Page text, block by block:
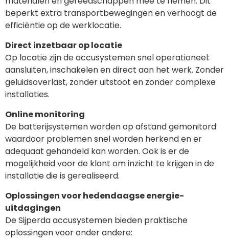
beperkt extra transportbewegingen en verhoogt de
efficiëntie op de werklocatie.
Direct inzetbaar op locatie
Op locatie zijn de accusystemen snel operationeel:
aansluiten, inschakelen en direct aan het werk. Zonder
geluidsoverlast, zonder uitstoot en zonder complexe
installaties.
Online monitoring
De batterijsystemen worden op afstand gemonitord
waardoor problemen snel worden herkend en er
adequaat gehandeld kan worden. Ook is er de
mogelijkheid voor de klant om inzicht te krijgen in de
installatie die is gerealiseerd.
Oplossingen voor hedendaagse energie-
uitdagingen
De Sijperda accusystemen bieden praktische
oplossingen voor onder andere: